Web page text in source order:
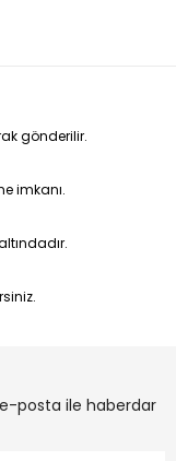
gönderilir.
imkanı.
posta ile haberdar